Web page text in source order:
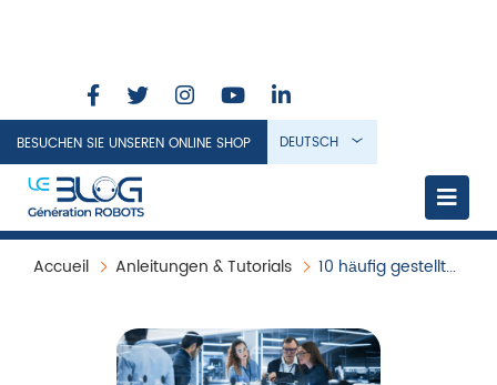
BESUCHEN SIE UNSEREN ONLINE SHOP DEUTSCH
Accueil Anleitungen & Tutorials 10 häufig gestellte technische Fragen zu mobilen Robotern (speziell für F&E und Hochschulbildung)